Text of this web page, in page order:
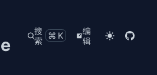
搜
索
⌘K
编
辑